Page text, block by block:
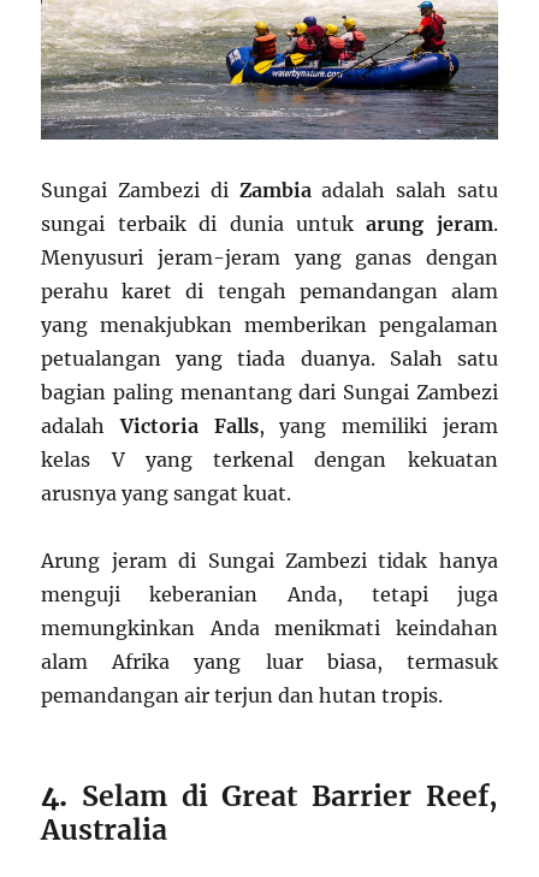
Sungai Zambezi di Zambiaadalah salah satu
sungai terbaik di dunia untukarung jeram.
Menyusuri jeram-jeram yang ganas dengan
perahu karet di tengah pemandangan alam
yang menakjubkan memberikan pengalaman
petualangan yang tiada duanya. Salah satu
bagian paling menantang dari Sungai Zambezi
adalahVictoria Falls, yang memiliki jeram
kelas V yang terkenal dengan kekuatan
arusnya yang sangat kuat.
Arung jeram di Sungai Zambezi tidak hanya
menguji keberanian Anda, tetapi juga
memungkinkan Anda menikmati keindahan
alam Afrika yang luar biasa, termasuk
pemandangan air terjun dan hutan tropis.
4. Selam di Great Barrier Reef,
Australia